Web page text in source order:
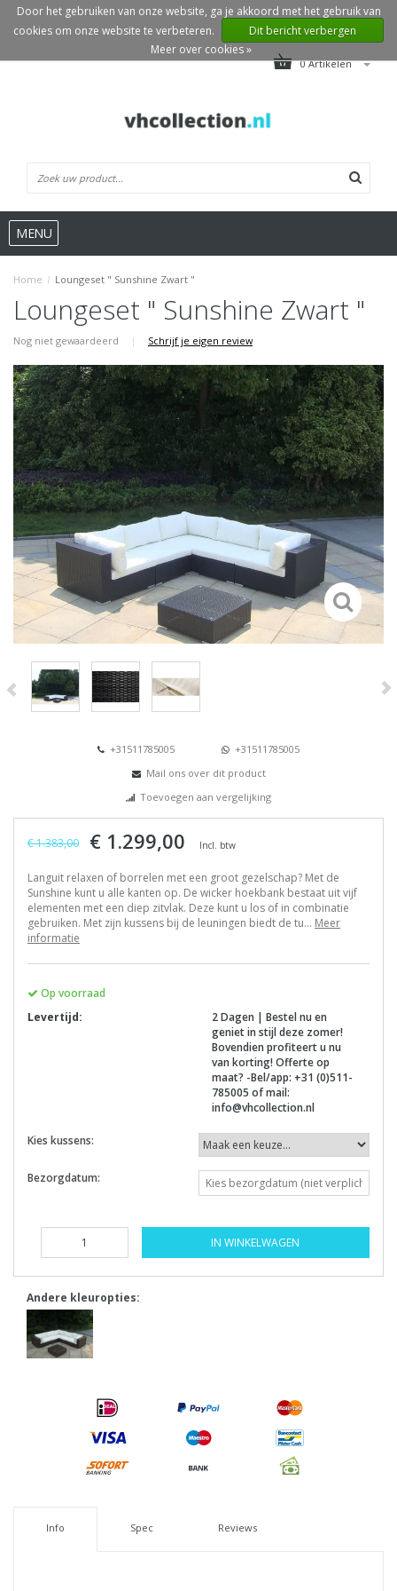
0 Artikelen
MENU
Home / Loungeset " Sunshine Zwart "
Loungeset " Sunshine Zwart "
Nog niet gewaardeerd | Schrijf je eigen review
+31511785005
+31511785005
Mail ons over dit product
Toevoegen aan vergelijking
€ 1.383,00 € 1.299,00 Incl. btw
Languit relaxen of borrelen met een groot gezelschap? Met de
Sunshine kunt u alle kanten op. De wicker hoekbank bestaat uit vijf
elementen met een diep zitvlak. Deze kunt u los of in combinatie
gebruiken. Met zijn kussens bij de leuningen biedt de tu... Meer
informatie
Op voorraad
Levertijd:
2 Dagen | Bestel nu en
geniet in stijl deze zomer!
Bovendien profiteert u nu
van korting! Offerte op
maat? -Bel/app: +31 (0)511-
785005 of mail:
info@vhcollection.nl
Kies kussens:
Bezorgdatum:
IN WINKELWAGEN
Andere kleuropties:
Info Spec Reviews
Door het gebruiken van onze website, ga je akkoord met het gebruik van
cookies om onze website te verbeteren.
Dit bericht verbergen
Meer over cookies »